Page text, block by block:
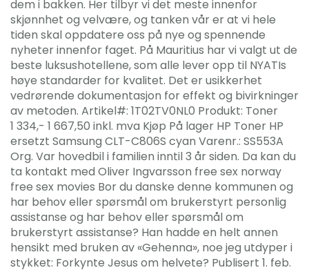
dem i bakken. Her tilbyr vi det meste innenfor
skjønnhet og velvære, og tanken vår er at vi hele
tiden skal oppdatere oss på nye og spennende
nyheter innenfor faget. På Mauritius har vi valgt ut de
beste luksushotellene, som alle lever opp til NYATIs
høye standarder for kvalitet. Det er usikkerhet
vedrørende dokumentasjon for effekt og bivirkninger
av metoden. Artikel#: 1T02TV0NL0 Produkt: Toner
1 334,- 1 667,50 inkl. mva Kjøp På lager HP Toner HP
ersetzt Samsung CLT-C806S cyan Varenr.: SS553A
Org. Var hovedbil i familien inntil 3 år siden. Da kan du
ta kontakt med Oliver Ingvarsson free sex norway
free sex movies Bor du danske denne kommunen og
har behov eller spørsmål om brukerstyrt personlig
assistanse og har behov eller spørsmål om
brukerstyrt assistanse? Han hadde en helt annen
hensikt med bruken av «Gehenna», noe jeg utdyper i
stykket: Forkynte Jesus om helvete? Publisert 1. feb.